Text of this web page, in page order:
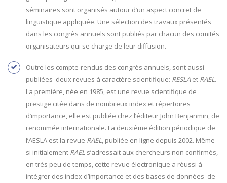
séminaires sont organisés autour d’un aspect concret de
linguistique appliquée. Une sélection des travaux présentés
dans les congrès annuels sont publiés par chacun des comités
organisateurs qui se charge de leur diffusion.
Outre les compte-rendus des congrès annuels, sont aussi
publiées deux revues à caractère scientifique: RESLA et RAEL.
La première, née en 1985, est une revue scientifique de
prestige citée dans de nombreux index et répertoires
d’importance, elle est publiée chez l’éditeur John Benjanmin, de
renommée internationale. La deuxième édition périodique de
l’AESLA est la revue RAEL, publiée en ligne depuis 2002. Même
si initialement RAEL s’adressait aux chercheurs non confirmés,
en très peu de temps, cette revue électronique a réussi à
intégrer des index d’importance et des bases de données de